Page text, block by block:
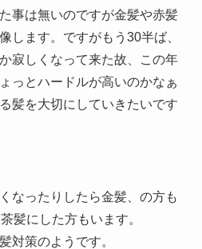
事は無いのですが金髪や赤髪
します。ですがもう30半ば、
寂しくなって来た故、この年
っとハードルが高いのかなぁ
髪を大切にしていきたいです
なったりしたら金髪、の方も
髪にした方もいます。
対策のようです。